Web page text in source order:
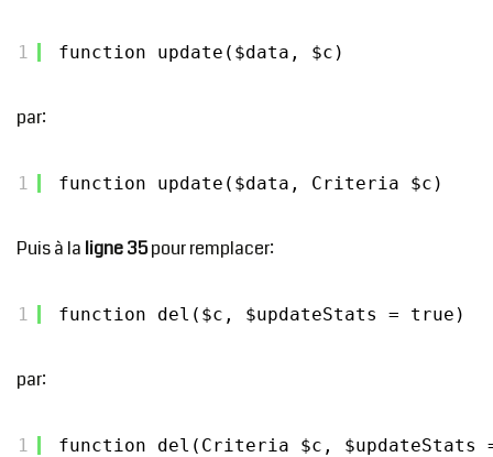
1 function update($data, $c)
par:
1 function update($data, Criteria $c)
Puis à la ligne 35pour remplacer:
1 function del($c, $updateStats = true)
par:
1 function del(Criteria $c, $updateStats